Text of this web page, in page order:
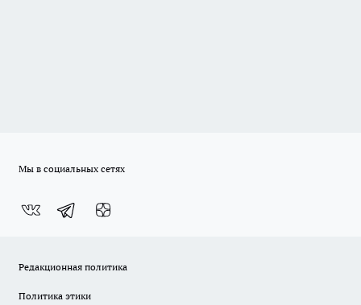
Мы в социальных сетях
Редакционная политика
Политика этики